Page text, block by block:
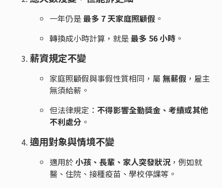
一年仍是最多 7 天家庭照顧假 。
轉換成小時計算，就是最多 56 小時 。
薪資規定不變
家庭照顧假與事假性質相同，屬 無薪假 ，雇主
無須給薪。
但法律規定： 不得影響全勤獎金、考績或其他
不利處分 。
適用對象與情境不變
適用於小孩、長輩、家人突發狀況 ，例如就
醫、住院、接種疫苗、學校停課等。